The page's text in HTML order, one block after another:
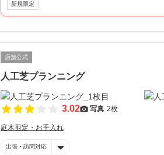
新規限定
店舗公式
人工芝プランニング
3.02 写真 2枚
庭木剪定・お手入れ
出張・訪問対応